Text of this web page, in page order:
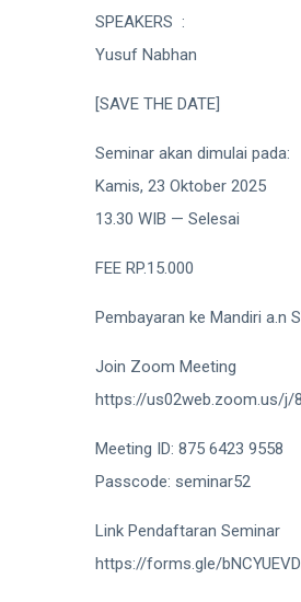
SPEAKERS :
Yusuf Nabhan
[SAVE THE DATE]
Seminar akan dimulai pada:
Kamis, 23 Oktober 2025
13.30 WIB — Selesai
FEE RP.15.000
Pembayaran ke Mandiri a.n
Join Zoom Meeting
https://us02web.zoom.us/j/
Meeting ID: 875 6423 9558
Passcode: seminar52
Link Pendaftaran Seminar
https://forms.gle/